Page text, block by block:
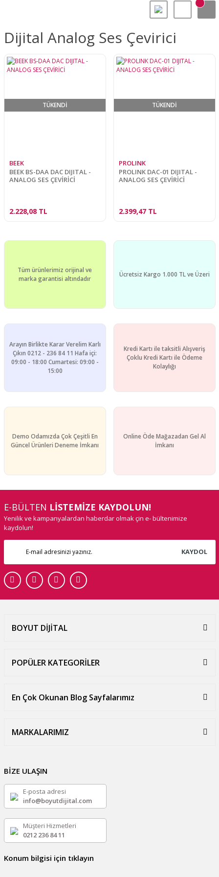
Dijital Analog Ses Çevirici
TÜKENDİ
BEEK
BEEK BS-DAA DAC DIJITAL -
ANALOG SES ÇEVİRİCİ
2.228,08 TL
TÜKENDİ
PROLINK
PROLINK DAC-01 DIJITAL -
ANALOG SES ÇEVİRİCİ
2.399,47 TL
Tüm ürünlerimiz orijinal ve
marka garantisi altındadır
Ücretsiz Kargo 1.000 TL ve Üzeri
Arayın Birlikte Karar Verelim Karlı
Çıkın 0212 - 236 84 11 Hafa içi:
09:00 - 18:00 Cumartesi: 09:00 -
15:00
Kredi Kartı ile taksitli Alışveriş
Çoklu Kredi Kartı ile Ödeme
Kolaylığı
Demo Odamızda Çok Çeşitli En
Güncel Ürünleri Deneme İmkanı
Online Öde Mağazadan Gel Al
İmkanı
E-BÜLTEN LİSTEMİZE KAYDOLUN!
Yenilik ve kampanyalardan haberdar olmak çin e- bültenimize
kaydolun!
KAYDOL
BOYUT DİJİTAL
POPÜLER KATEGORİLER
En Çok Okunan Blog Sayfalarımız
MARKALARIMIZ
BİZE ULAŞIN
E-posta adresi
info@boyutdijital.com
Müşteri Hizmetleri
0212 236 84 11
Konum bilgisi için tıklayın